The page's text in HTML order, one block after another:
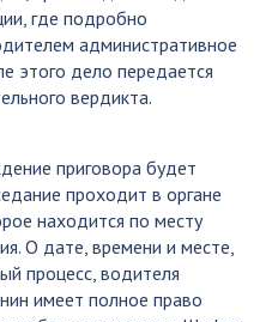
где подробно
административное
этого дело передается
вердикта.
приговора будет
проходит в органе
находится по месту
О дате, времени и месте,
процесс, водителя
имеет полное право